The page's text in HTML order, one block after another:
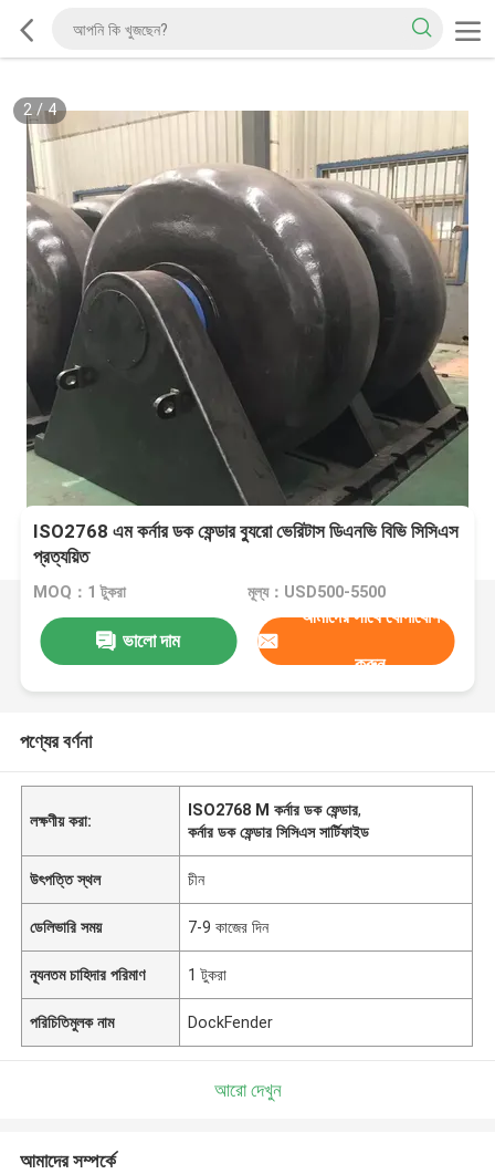
2/4
ISO2768 এম কর্নার ডক ফেন্ডার ব্যুরো ভেরিটাস ডিএনভি বিভি সিসিএস
প্রত্যয়িত
MOQ：1 টুকরা মূল্য：USD500-5500
ভালো দাম
আমাদের সাথে যোগাযোগ
করুন
পণ্যের বর্ণনা
লক্ষণীয় করা:
ISO2768 M কর্নার ডক ফেন্ডার,
কর্নার ডক ফেন্ডার সিসিএস সার্টিফাইড
উৎপত্তি স্থল চীন
ডেলিভারি সময় 7-9 কাজের দিন
ন্যূনতম চাহিদার পরিমাণ 1 টুকরা
পরিচিতিমুলক নাম DockFender
আরো দেখুন
আমাদের সম্পর্কে